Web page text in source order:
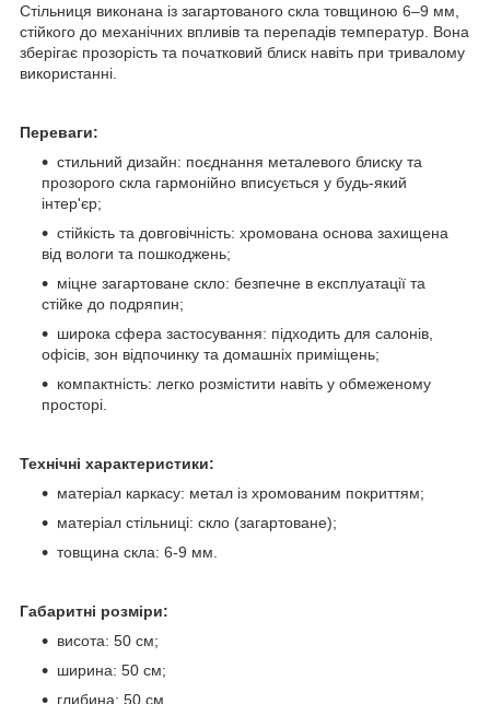
Стільниця виконана із загартованого скла товщиною 6–9 мм,
стійкого до механічних впливів та перепадів температур. Вона
зберігає прозорість та початковий блиск навіть при тривалому
використанні.
Переваги:
стильний дизайн: поєднання металевого блиску та
прозорого скла гармонійно вписується у будь-який
інтер'єр;
стійкість та довговічність: хромована основа захищена
від вологи та пошкоджень;
міцне загартоване скло: безпечне в експлуатації та
стійке до подряпин;
широка сфера застосування: підходить для салонів,
офісів, зон відпочинку та домашніх приміщень;
компактність: легко розмістити навіть у обмеженому
просторі.
Технічні характеристики:
матеріал каркасу: метал із хромованим покриттям;
матеріал стільниці: скло (загартоване);
товщина скла: 6-9 мм.
Габаритні розміри:
висота: 50 см;
ширина: 50 см;
глибина: 50 см.